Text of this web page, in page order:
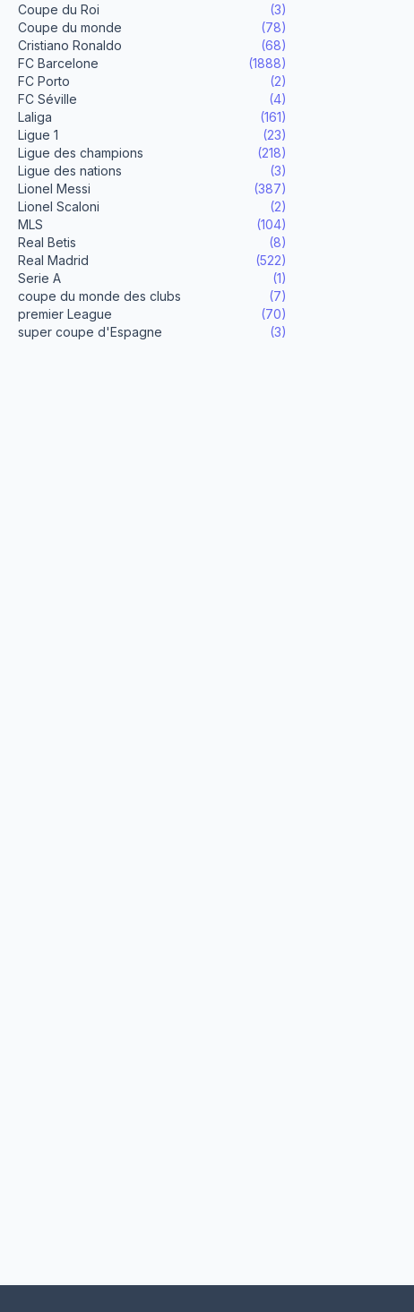
Coupe du Roi
(3)
Coupe du monde
(78)
Cristiano Ronaldo
(68)
FC Barcelone
(1888)
FC Porto
(2)
FC Séville
(4)
Laliga
(161)
Ligue 1
(23)
Ligue des champions
(218)
Ligue des nations
(3)
Lionel Messi
(387)
Lionel Scaloni
(2)
MLS
(104)
Real Betis
(8)
Real Madrid
(522)
Serie A
(1)
coupe du monde des clubs
(7)
premier League
(70)
super coupe d'Espagne
(3)